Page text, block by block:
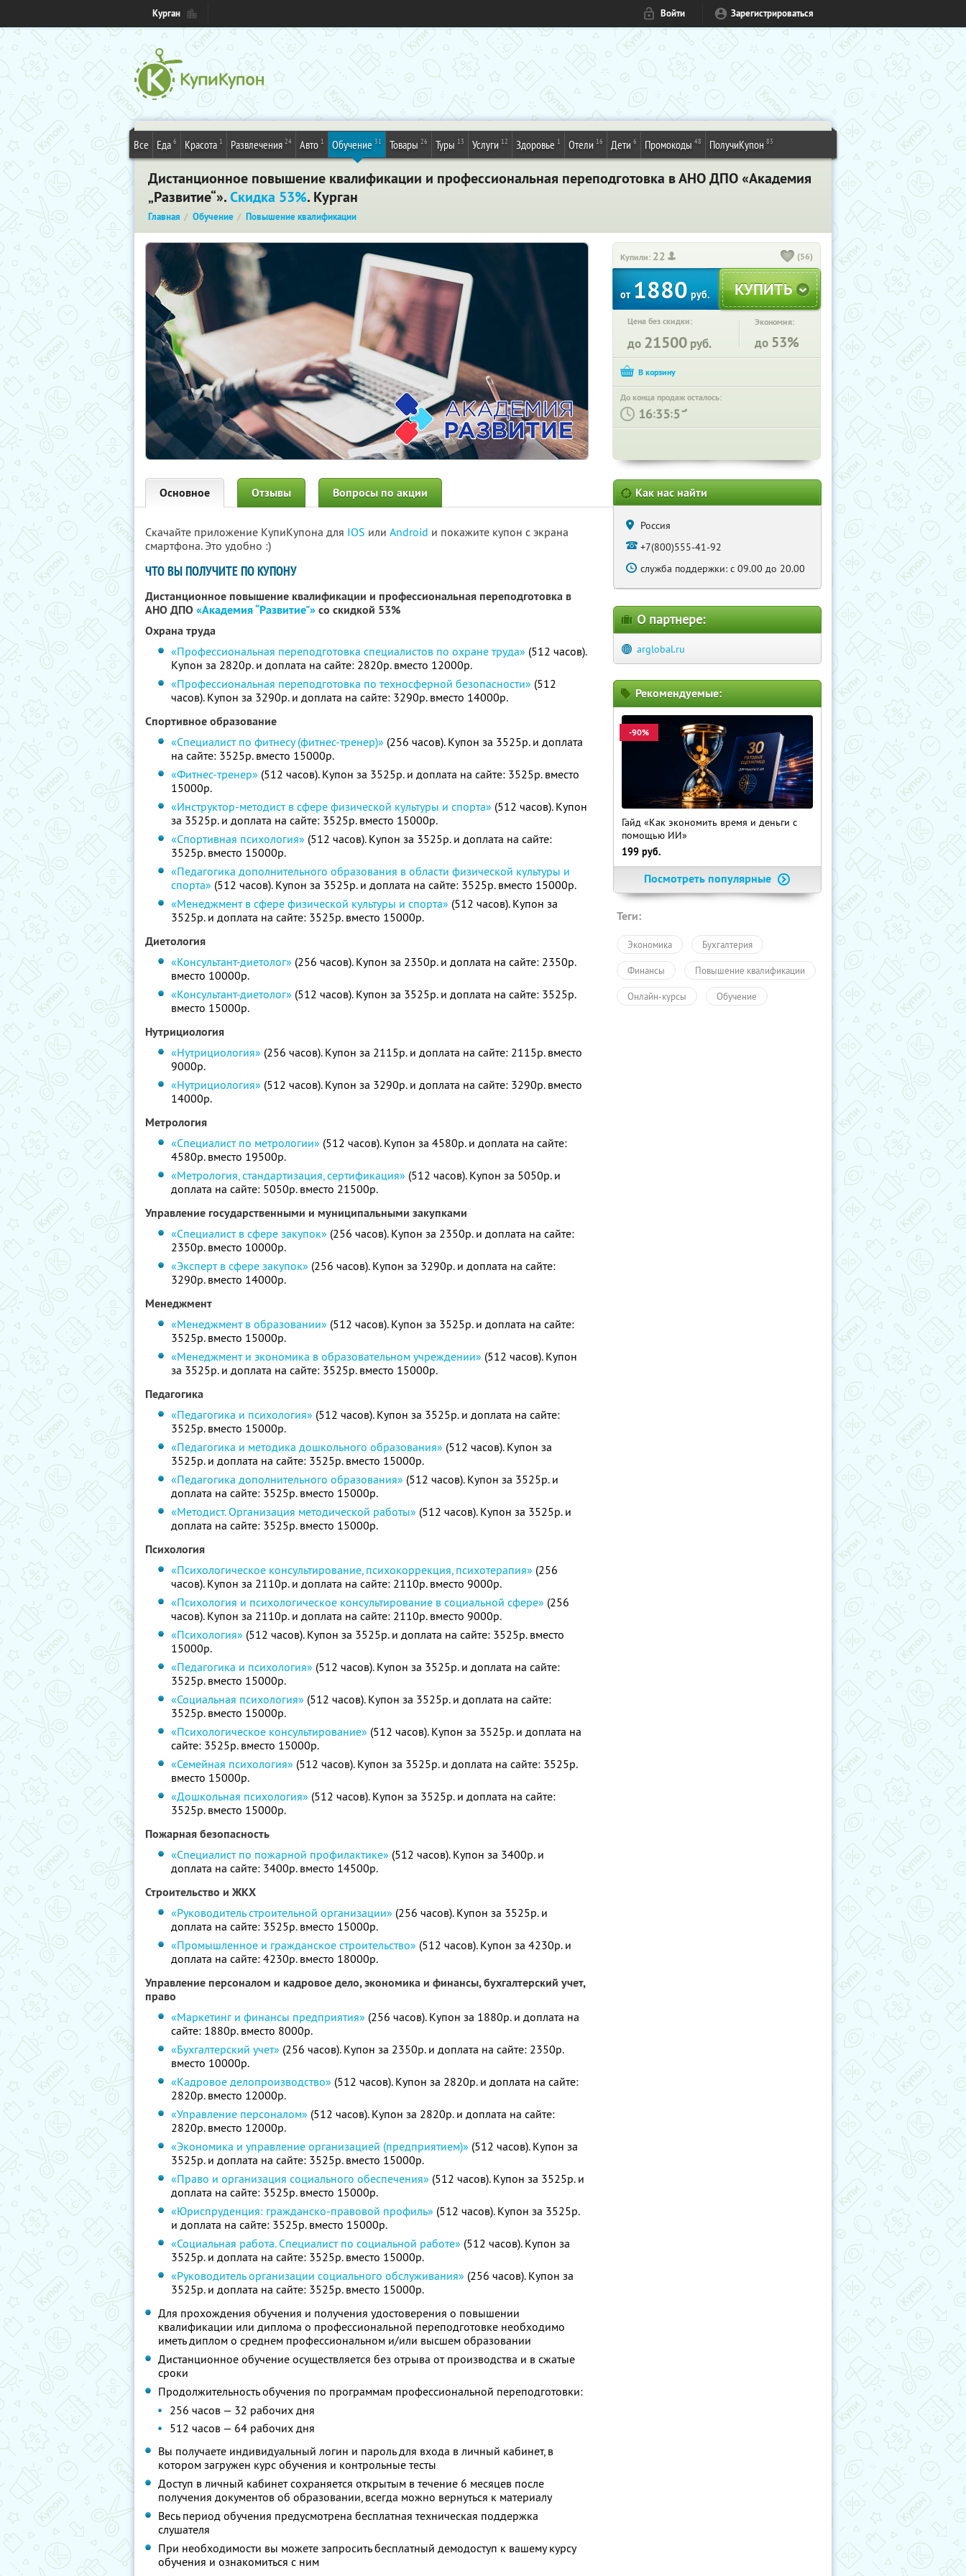
Курган Войти Зарегистрироваться
Все Еда 6 Красота 1 Развлечения 24 Авто 1 Обучение 31 Товары 26 Туры 13 Услуги 12 Здоровье 1 Отели 16 Дети 6 Промокоды 48 ПолучиКупон 83
Дистанционное повышение квалификации и профессиональная переподготовка в АНО ДПО «Академия
„Развитие“».Скидка 53%. Курган
Главная Обучение Повышение квалификации
Купили: 22 (56)
от 1880 руб.
Цена без скидки:
до 21500 руб.
Экономия:
до 53%
До конца продаж осталось:
: :
Основное Отзывы Вопросы по акции
Скачайте приложение КупиКупона для IOS или Android и покажите купон с экрана
смартфона. Это удобно :)
ЧТО ВЫ ПОЛУЧИТЕ ПО КУПОНУ
Дистанционное повышение квалификации и профессиональная переподготовка в
АНО ДПО «Академия “Развитие"»со скидкой 53%
Охрана труда
«Профессиональная переподготовка специалистов по охране труда» (512 часов).
Купон за 2820р. и доплата на сайте: 2820р. вместо 12000р.
«Профессиональная переподготовка по техносферной безопасности» (512
часов). Купон за 3290р. и доплата на сайте: 3290р. вместо 14000р.
Спортивное образование
«Специалист по фитнесу (фитнес-тренер)» (256 часов). Купон за 3525р. и доплата
на сайте: 3525р. вместо 15000р.
«Фитнес-тренер» (512 часов). Купон за 3525р. и доплата на сайте: 3525р. вместо
15000р.
«Инструктор-методист в сфере физической культуры и спорта» (512 часов). Купон
за 3525р. и доплата на сайте: 3525р. вместо 15000р.
«Спортивная психология» (512 часов). Купон за 3525р. и доплата на сайте:
3525р. вместо 15000р.
«Педагогика дополнительного образования в области физической культуры и
спорта» (512 часов). Купон за 3525р. и доплата на сайте: 3525р. вместо 15000р.
«Менеджмент в сфере физической культуры и спорта» (512 часов). Купон за
3525р. и доплата на сайте: 3525р. вместо 15000р.
Диетология
«Консультант-диетолог» (256 часов). Купон за 2350р. и доплата на сайте: 2350р.
вместо 10000р.
«Консультант-диетолог» (512 часов). Купон за 3525р. и доплата на сайте: 3525р.
вместо 15000р.
Нутрициология
«Нутрициология» (256 часов). Купон за 2115р. и доплата на сайте: 2115р. вместо
9000р.
«Нутрициология» (512 часов). Купон за 3290р. и доплата на сайте: 3290р. вместо
14000р.
Метрология
«Специалист по метрологии» (512 часов). Купон за 4580р. и доплата на сайте:
4580р. вместо 19500р.
«Метрология, стандартизация, сертификация» (512 часов). Купон за 5050р. и
доплата на сайте: 5050р. вместо 21500р.
Управление государственными и муниципальными закупками
«Специалист в сфере закупок» (256 часов). Купон за 2350р. и доплата на сайте:
2350р. вместо 10000р.
«Эксперт в сфере закупок» (256 часов). Купон за 3290р. и доплата на сайте:
3290р. вместо 14000р.
Менеджмент
«Менеджмент в образовании» (512 часов). Купон за 3525р. и доплата на сайте:
3525р. вместо 15000р.
«Менеджмент и экономика в образовательном учреждении» (512 часов). Купон
за 3525р. и доплата на сайте: 3525р. вместо 15000р.
Педагогика
«Педагогика и психология» (512 часов). Купон за 3525р. и доплата на сайте:
3525р. вместо 15000р.
«Педагогика и методика дошкольного образования» (512 часов). Купон за
3525р. и доплата на сайте: 3525р. вместо 15000р.
«Педагогика дополнительного образования» (512 часов). Купон за 3525р. и
доплата на сайте: 3525р. вместо 15000р.
«Методист. Организация методической работы» (512 часов). Купон за 3525р. и
доплата на сайте: 3525р. вместо 15000р.
Психология
«Психологическое консультирование, психокоррекция, психотерапия» (256
часов). Купон за 2110р. и доплата на сайте: 2110р. вместо 9000р.
«Психология и психологическое консультирование в социальной сфере» (256
часов). Купон за 2110р. и доплата на сайте: 2110р. вместо 9000р.
«Психология» (512 часов). Купон за 3525р. и доплата на сайте: 3525р. вместо
15000р.
«Педагогика и психология» (512 часов). Купон за 3525р. и доплата на сайте:
3525р. вместо 15000р.
«Социальная психология» (512 часов). Купон за 3525р. и доплата на сайте:
3525р. вместо 15000р.
«Психологическое консультирование» (512 часов). Купон за 3525р. и доплата на
сайте: 3525р. вместо 15000р.
«Семейная психология» (512 часов). Купон за 3525р. и доплата на сайте: 3525р.
вместо 15000р.
«Дошкольная психология» (512 часов). Купон за 3525р. и доплата на сайте:
3525р. вместо 15000р.
Пожарная безопасность
«Специалист по пожарной профилактике» (512 часов). Купон за 3400р. и
доплата на сайте: 3400р. вместо 14500р.
Строительство и ЖКХ
«Руководитель строительной организации» (256 часов). Купон за 3525р. и
доплата на сайте: 3525р. вместо 15000р.
«Промышленное и гражданское строительство» (512 часов). Купон за 4230р. и
доплата на сайте: 4230р. вместо 18000р.
Управление персоналом и кадровое дело, экономика и финансы, бухгалтерский учет,
право
«Маркетинг и финансы предприятия» (256 часов). Купон за 1880р. и доплата на
сайте: 1880р. вместо 8000р.
«Бухгалтерский учет» (256 часов). Купон за 2350р. и доплата на сайте: 2350р.
вместо 10000р.
«Кадровое делопроизводство» (512 часов). Купон за 2820р. и доплата на сайте:
2820р. вместо 12000р.
«Управление персоналом» (512 часов). Купон за 2820р. и доплата на сайте:
2820р. вместо 12000р.
«Экономика и управление организацией (предприятием)» (512 часов). Купон за
3525р. и доплата на сайте: 3525р. вместо 15000р.
«Право и организация социального обеспечения» (512 часов). Купон за 3525р. и
доплата на сайте: 3525р. вместо 15000р.
«Юриспруденция: гражданско-правовой профиль» (512 часов). Купон за 3525р.
и доплата на сайте: 3525р. вместо 15000р.
«Социальная работа. Специалист по социальной работе» (512 часов). Купон за
3525р. и доплата на сайте: 3525р. вместо 15000р.
«Руководитель организации социального обслуживания» (256 часов). Купон за
3525р. и доплата на сайте: 3525р. вместо 15000р.
Для прохождения обучения и получения удостоверения о повышении
квалификации или диплома о профессиональной переподготовке необходимо
иметь диплом о среднем профессиональном и/или высшем образовании
Дистанционное обучение осуществляется без отрыва от производства и в сжатые
сроки
Продолжительность обучения по программам профессиональной переподготовки:
256 часов — 32 рабочих дня
512 часов — 64 рабочих дня
Вы получаете индивидуальный логин и пароль для входа в личный кабинет, в
котором загружен курс обучения и контрольные тесты
Доступ в личный кабинет сохраняется открытым в течение 6 месяцев после
получения документов об образовании, всегда можно вернуться к материалу
Весь период обучения предусмотрена бесплатная техническая поддержка
слушателя
При необходимости вы можете запросить бесплатный демодоступ к вашему курсу
обучения и ознакомиться с ним
Как нас найти
Россия
+7(800)555-41-92
служба поддержки: с 09.00 до 20.00
О партнере:
arglobal.ru
Рекомендуемые:
-90%
Гайд «Как экономить время и деньги с
помощью ИИ»
199 руб.
Посмотреть популярные
Теги:
Экономика Бухгалтерия
Финансы Повышение квалификации
Онлайн-курсы Обучение